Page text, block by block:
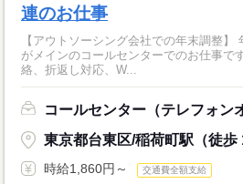
連のお仕事
【アウトソーシング会社での年末調整
がメインのコールセンターでのお仕事です。 お問合せ対応、不
絡、折返し対応、W...
コールセンター（テレフォン
東京都台東区/稲荷町駅（徒歩
時給1,860円～ 交通費全額支給